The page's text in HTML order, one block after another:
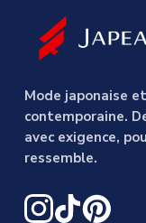
Mode japonaise
contemporaine.
avec exigence,
ressemble.